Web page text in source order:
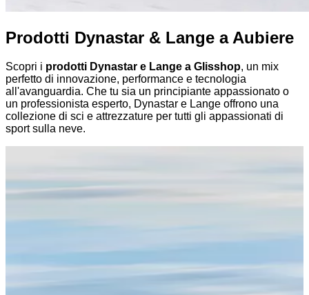
Prodotti Dynastar & Lange a Aubiere
Scopri i prodotti Dynastar e Lange a Glisshop, un mix
perfetto di innovazione, performance e tecnologia
all'avanguardia. Che tu sia un principiante appassionato o
un professionista esperto, Dynastar e Lange offrono una
collezione di sci e attrezzature per tutti gli appassionati di
sport sulla neve.